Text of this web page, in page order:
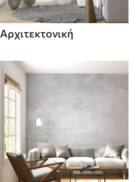
Αρχιτεκτονική